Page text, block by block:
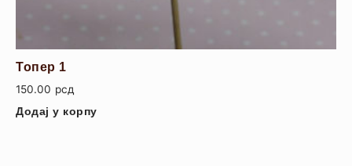
Топер 1
150.00 рсд
Додај у корпу